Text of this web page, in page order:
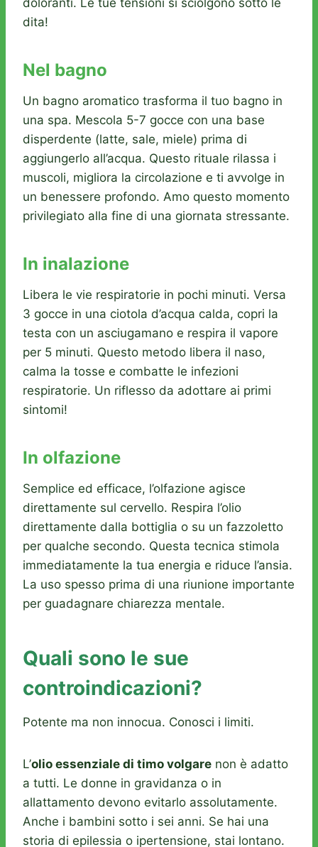
dita!
Nel bagno
Un bagno aromatico trasforma il tuo bagno in
una spa. Mescola 5-7 gocce con una base
disperdente (latte, sale, miele) prima di
aggiungerlo all’acqua. Questo rituale rilassa i
muscoli, migliora la circolazione e ti avvolge in
un benessere profondo. Amo questo momento
privilegiato alla fine di una giornata stressante.
In inalazione
Libera le vie respiratorie in pochi minuti. Versa
3 gocce in una ciotola d’acqua calda, copri la
testa con un asciugamano e respira il vapore
per 5 minuti. Questo metodo libera il naso,
calma la tosse e combatte le infezioni
respiratorie. Un riflesso da adottare ai primi
sintomi!
In olfazione
Semplice ed efficace, l’olfazione agisce
direttamente sul cervello. Respira l’olio
direttamente dalla bottiglia o su un fazzoletto
per qualche secondo. Questa tecnica stimola
immediatamente la tua energia e riduce l’ansia.
La uso spesso prima di una riunione importante
per guadagnare chiarezza mentale.
Quali sono le sue
controindicazioni?
Potente ma non innocua. Conosci i limiti.
L’olio essenziale di timo volgare non è adatto
a tutti. Le donne in gravidanza o in
allattamento devono evitarlo assolutamente.
Anche i bambini sotto i sei anni. Se hai una
storia di epilessia o ipertensione, stai lontano.